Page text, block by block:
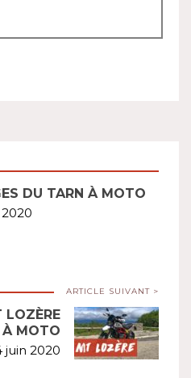
DU TARN À MOTO
ARTICLE SUIVANT >
LOZÈRE
À MOTO
juin 2020